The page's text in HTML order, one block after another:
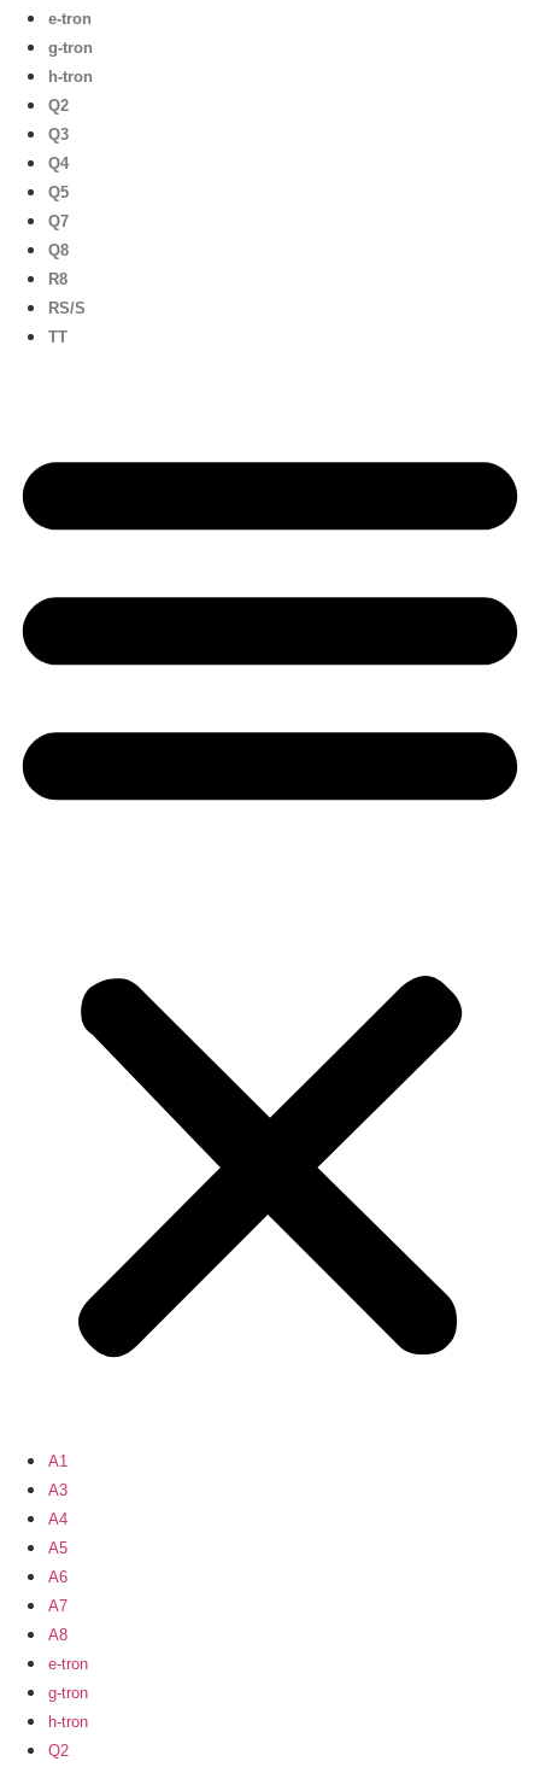
e-tron
g-tron
h-tron
Q2
Q3
Q4
Q5
Q7
Q8
R8
RS/S
TT
A1
A3
A4
A5
A6
A7
A8
e-tron
g-tron
h-tron
Q2